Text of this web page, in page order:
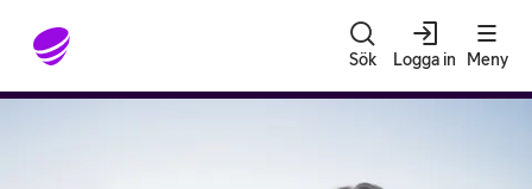
Gå till sidans innehåll
Sök Logga in Meny